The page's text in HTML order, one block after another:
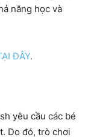
năng học và
ĐÂY.
yêu cầu các bé
Do đó, trò chơi